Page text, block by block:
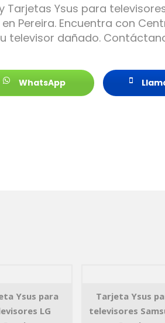
Tarjetas Ysus para
en Pereira. Encuentra con
televisor dañado.
WhatsApp
Ysus para
LG
Tarjeta Ysus
televisores